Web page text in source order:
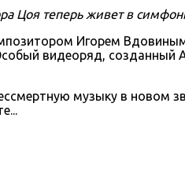
Цоя теперь живет в
Игорем
видеоряд,
музыку в новом